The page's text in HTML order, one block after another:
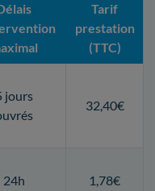
Tarif
prestation
(TTC)
jours
32,40€
24h 1,78€